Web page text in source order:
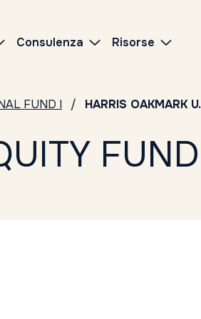
Consulenza Risorse
FUND I HARRIS OAKMARK